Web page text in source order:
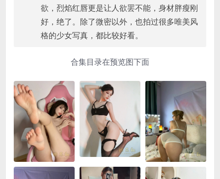
欲，烈焰红唇更是让人欲罢不能，身材胖瘦刚
好，绝了。除了微密以外，也拍过很多唯美风
格的少女写真，都比较好看。
合集目录在预览图下面